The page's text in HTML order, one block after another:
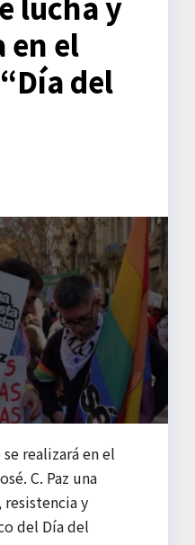
en el
del
realizará en el
C. Paz una
y
del Día del